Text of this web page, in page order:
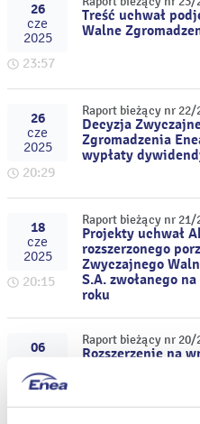
26
cze
2025
23:57
Treść uchwał
Walne
26
cze
2025
20:29
Raport bieżący nr 22/
Decyzja
Zgromadzenia
wypłaty
18
cze
2025
20:15
Raport bieżący nr 21/
Projekty uchwał
rozszerzonego
Zwyczajnego
S.A. zwołanego
roku
06
2025
Raport bieżący nr 20/
Rozszerzenie na
porządku obrad
Zgromadzenia